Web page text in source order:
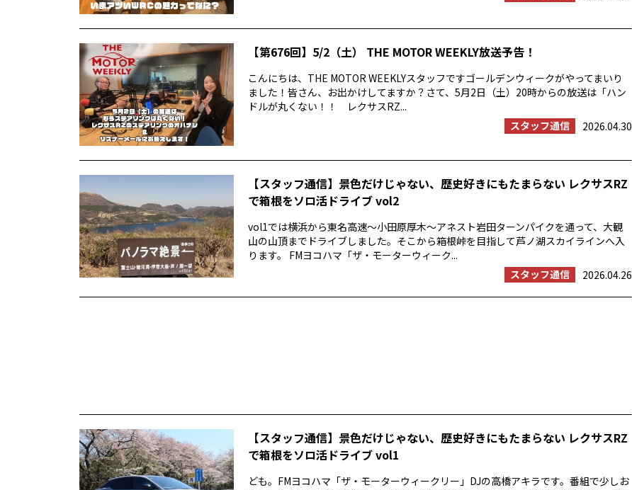
【第676回】5/2（土） THE MOTOR WEEKLY放送予告！
こんにちは、THE MOTOR WEEKLYスタッフですゴールデンウィークがやってまいり
ました！皆さん、お出かけしてますか？さて、5月2日（土）20時からの放送は「ハン
ドルが丸くない！！ レクサスRZ...
スタッフ通信
2026.04.30
【スタッフ通信】景色だけじゃない、歴史好きにもたまらない レクサスRZ
で箱根をソロ活ドライブ vol2
vol1では横浜から東名高速〜小田原厚木〜アネスト岩田ターンパイクを通って、大観
山の山頂までドライブしました。そこから箱根峠を目指して芦ノ湖スカイラインへ入
ります。 FMヨコハマ「ザ・モーターウィーク...
スタッフ通信
2026.04.26
【スタッフ通信】景色だけじゃない、歴史好きにもたまらない レクサスRZ
で箱根をソロ活ドライブ vol1
ども。FMヨコハマ「ザ・モーターウィークリー」DJの高橋アキラです。番組で少しお